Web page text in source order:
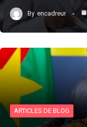
By encadreur
ARTICLES DE BLOG